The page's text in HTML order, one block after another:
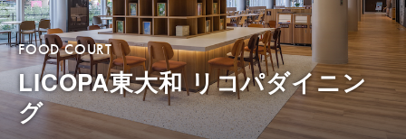
FOOD COURT
LICOPA東大和 リコパダイニン
グ